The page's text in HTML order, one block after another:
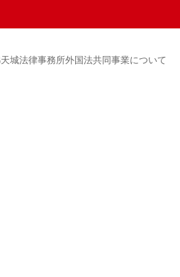
城法律事務所外国法共同事業について